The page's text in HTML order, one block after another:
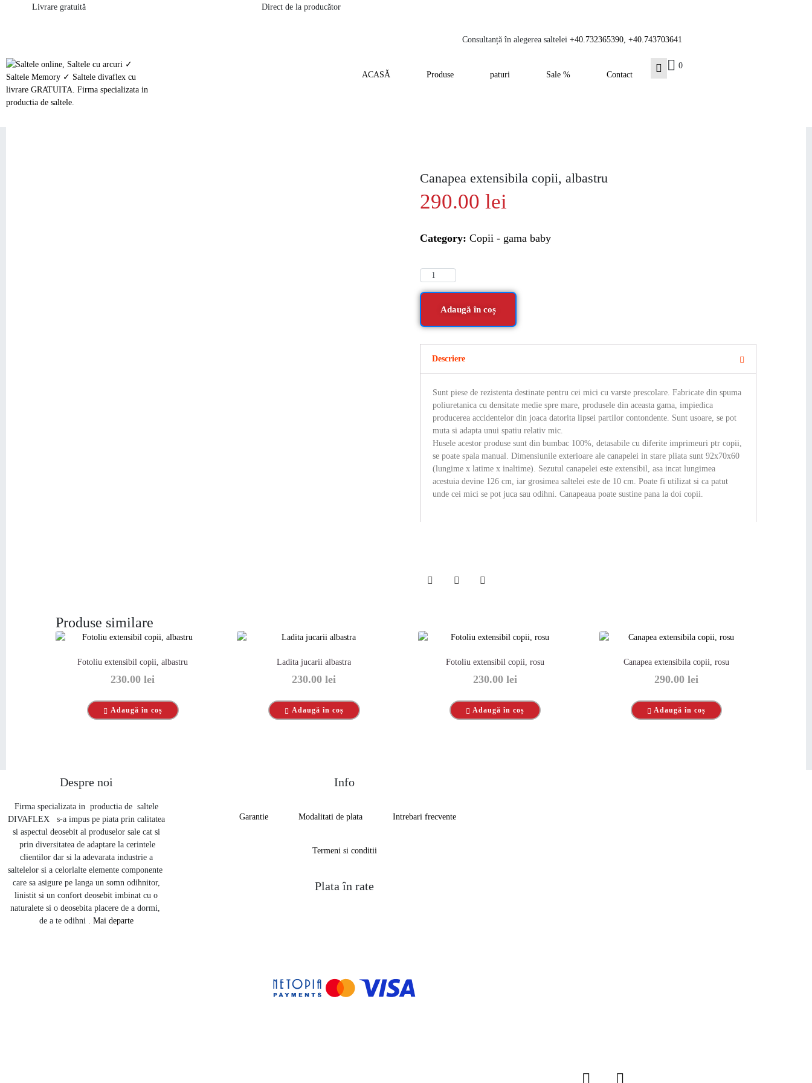
Livrare gratuită Direct de la producător
Consultanță în alegerea saltelei +40.732365390, +40.743703641
ACASĂ Produse paturi Sale % Contact
0
Canapea extensibila copii, albastru
290.00lei
Category: Copii - gama baby
Adaugă în coș
Descriere
Sunt piese de rezistenta destinate pentru cei mici cu varste prescolare. Fabricate din spuma
poliuretanica cu densitate medie spre mare, produsele din aceasta gama, impiedica
producerea accidentelor din joaca datorita lipsei partilor contondente. Sunt usoare, se pot
muta si adapta unui spatiu relativ mic.
Husele acestor produse sunt din bumbac 100%, detasabile cu diferite imprimeuri ptr copii,
se poate spala manual. Dimensiunile exterioare ale canapelei in stare pliata sunt 92x70x60
(lungime x latime x inaltime). Sezutul canapelei este extensibil, asa incat lungimea
acestuia devine 126 cm, iar grosimea saltelei este de 10 cm. Poate fi utilizat si ca patut
unde cei mici se pot juca sau odihni. Canapeaua poate sustine pana la doi copii.
Produse similare
Fotoliu extensibil copii, albastru
230.00lei
Adaugă în coș
Ladita jucarii albastra
230.00lei
Adaugă în coș
Fotoliu extensibil copii, rosu
230.00lei
Adaugă în coș
Canapea extensibila copii, rosu
290.00 lei
Adaugă în coș
Despre noi
Firma specializata in productia de saltele
DIVAFLEX s-a impus pe piata prin calitatea
si aspectul deosebit al produselor sale cat si
prin diversitatea de adaptare la cerintele
clientilor dar si la adevarata industrie a
saltelelor si a celorlalte elemente componente
care sa asigure pe langa un somn odihnitor,
linistit si un confort deosebit imbinat cu o
naturalete si o deosebita placere de a dormi,
de a te odihni . Mai departe
Info
Garantie Modalitati de plata Intrebari frecvente
Termeni si conditii
Plata în rate